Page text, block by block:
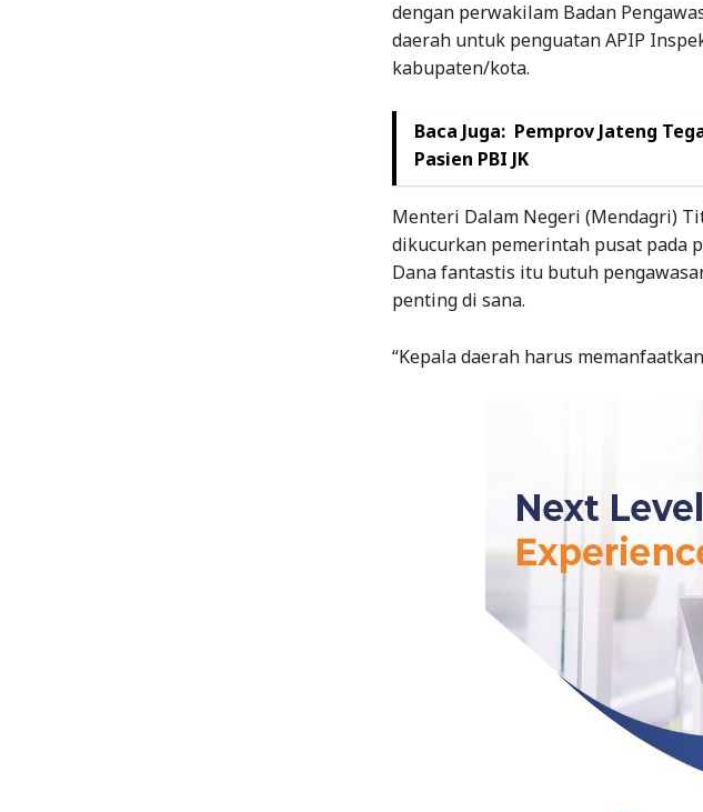
dengan perwakilam Badan
daerah untuk penguatan APIP
kabupaten/kota.
Baca Juga: Pemprov Jateng
Pasien PBI JK
Menteri Dalam Negeri (Mendagri)
dikucurkan pemerintah pusat pada
Dana fantastis itu butuh
penting di sana.
“Kepala daerah harus